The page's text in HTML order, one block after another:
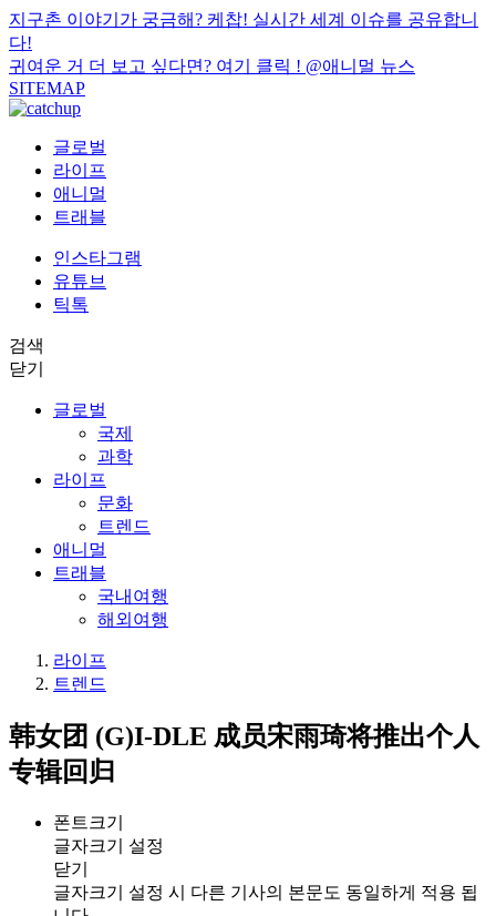
지구촌 이야기가 궁금해? 케찹! 실시간 세계 이슈를 공유합니
다!
귀여운 거 더 보고 싶다면? 여기 클릭 ! @애니멀 뉴스
SITEMAP
글로벌
라이프
애니멀
트래블
인스타그램
유튜브
틱톡
검색
닫기
글로벌
국제
과학
라이프
문화
트렌드
애니멀
트래블
국내여행
해외여행
라이프
트렌드
韩女团 (G)I-DLE 成员宋雨琦将推出个人
专辑回归
폰트크기
글자크기 설정
닫기
글자크기 설정 시 다른 기사의 본문도 동일하게 적용 됩